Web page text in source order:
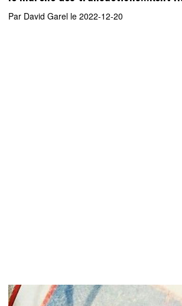
Par David Garel le 2022-12-20